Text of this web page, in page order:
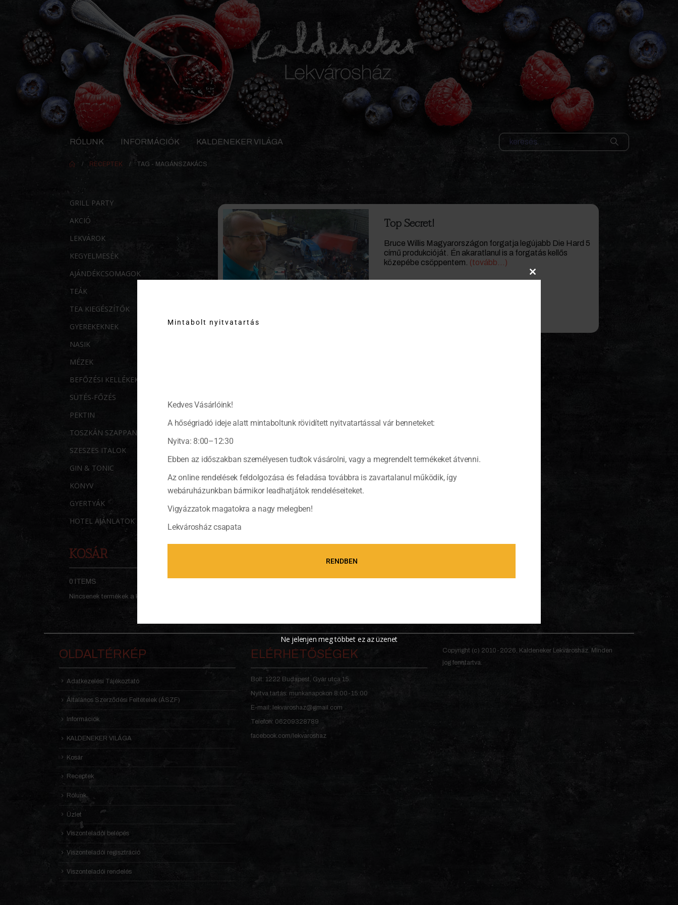
RÓLUNK INFORMÁCIÓK KALDENEKER VILÁGA
RECEPTEK TAG - MAGÁNSZAKÁCS
Top Secret!
Bruce Willis Magyarországon forgatja legújabb Die Hard 5
című produkcióját. Én akaratlanul is a forgatás kellős
közepébe csöppentem. (tovább…)
GRILL PARTY
AKCIÓ
LEKVÁROK
KEGYELMESÉK
AJÁNDÉKCSOMAGOK
TEÁK
TEA KIEGÉSZÍTŐK
GYEREKEKNEK
NASIK
MÉZEK
BEFŐZÉSI KELLÉKEK
SÜTÉS-FŐZÉS
PEKTIN
TOSZKÁN SZAPPANOK
SZESZES ITALOK
GIN & TONIC
KÖNYV
GYERTYÁK
HOTEL AJÁNLATOK
KOSÁR
0 ITEMS
Nincsenek termékek a kosárban.
OLDALTÉRKÉP
Adatkezelési Tájékoztató
Általános Szerződési Feltételek (ÁSZF)
Információk
KALDENEKER VILÁGA
Kosár
Receptek
Rólunk
Üzlet
Viszonteladói belépés
Viszonteladói regisztráció
Viszonteladói rendelés
ELÉRHETŐSÉGEK
Bolt: 1222 Budapest, Gyár utca 15.
Nyitva tartás: munkanapokon 8:00-15:00
E-mail: lekvaroshaz@gmail.com
Telefon: 06209328789
facebook.com/lekvaroshaz
Copyright (c) 2010-2026, Kaldeneker Lekvárosház. Minden
jog fenntartva.
Close
Mintabolt nyitvatartás
Kedves Vásárlóink!
A hőségriadó ideje alatt mintaboltunk rövidített nyitvatartással vár benneteket:
Nyitva: 8:00–12:30
Ebben az időszakban személyesen tudtok vásárolni, vagy a megrendelt termékeket átvenni.
Az online rendelések feldolgozása és feladása továbbra is zavartalanul működik, így
webáruházunkban bármikor leadhatjátok rendeléseiteket.
Vigyázzatok magatokra a nagy melegben!
Lekvárosház csapata
RENDBEN
Ne jelenjen meg többet ez az üzenet